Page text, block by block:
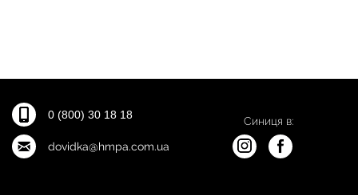
0 (800) 30 18 18
dovidka@hmpa.com.ua
Синиця в: